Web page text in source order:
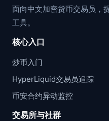
面向中文加密货币交易员，
工具。
核心入口
炒币入门
HyperLiquid交易员追踪
币安合约异动监控
交易所与社群